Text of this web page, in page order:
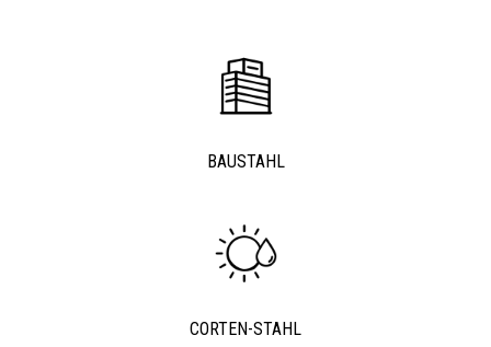
BAUSTAHL
CORTEN-STAHL